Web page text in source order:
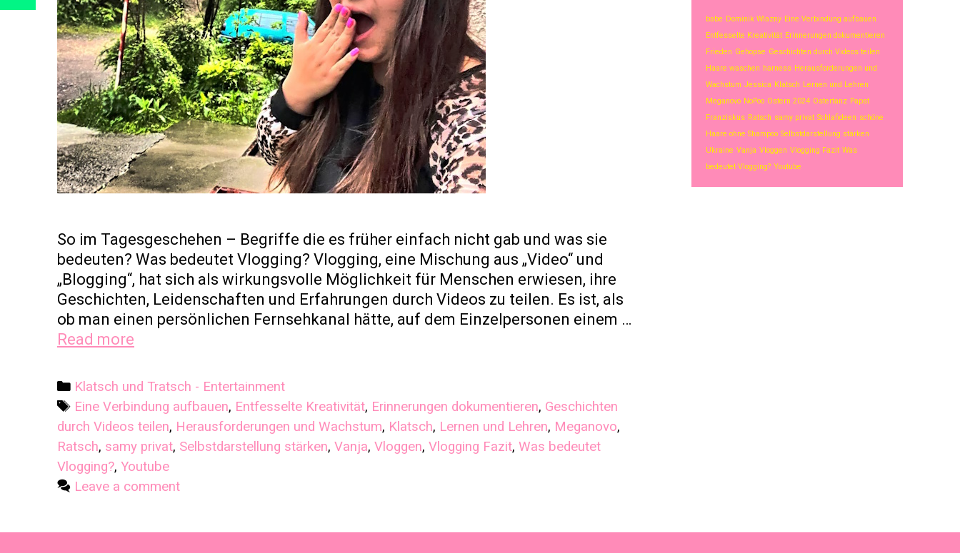
So im Tagesgeschehen – Begriffe die es früher einfach nicht gab und was sie
bedeuten? Was bedeutet Vlogging? Vlogging, eine Mischung aus „Video“ und
„Blogging“, hat sich als wirkungsvolle Möglichkeit für Menschen erwiesen, ihre
Geschichten, Leidenschaften und Erfahrungen durch Videos zu teilen. Es ist, als
ob man einen persönlichen Fernsehkanal hätte, auf dem Einzelpersonen einem …
Read more
Vlogging?
Categories
Klatsch und Tratsch - Entertainment
Tags
Eine Verbindung aufbauen, Entfesselte Kreativität, Erinnerungen dokumentieren, Geschichten
durch Videos teilen, Herausforderungen und Wachstum, Klatsch, Lernen und Lehren, Meganovo,
Ratsch, samy privat, Selbstdarstellung stärken, Vanja, Vloggen, Vlogging Fazit, Was bedeutet
Vlogging?, Youtube
Leave a comment
babe Dominik Wlazny Eine Verbindung aufbauen
Entfesselte Kreativität Erinnerungen dokumentieren
Frieden Gehopse Geschichten durch Videos teilen
Haare waschen harness Herausforderungen und
Wachstum Jessica Klatsch Lernen und Lehren
Meganovo NoPoo Ostern 2024 Ostertanz Papst
Franziskus Ratsch samy privat Schlafideen schöne
Haare ohne Shampoo Selbstdarstellung stärken
Ukraine Vanja Vloggen Vlogging Fazit Was
bedeutet Vlogging? Youtube